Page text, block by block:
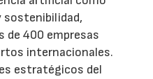
sostenibilidad,
de 400 empresas
internacionales.
estratégicos del